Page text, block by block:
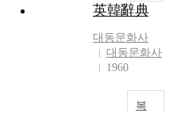
英韓辭典
대동문화사
대동문화사
1960
복